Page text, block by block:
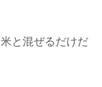
と混ぜるだけだ